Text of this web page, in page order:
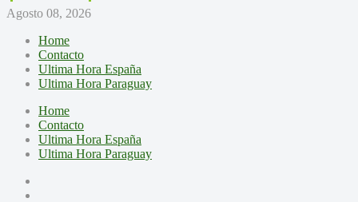
Agosto 08, 2026
Home
Contacto
Ultima Hora España
Ultima Hora Paraguay
Home
Contacto
Ultima Hora España
Ultima Hora Paraguay